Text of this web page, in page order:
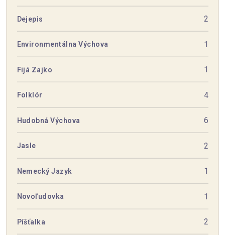
Dejepis 2
Environmentálna Výchova 1
Fijá Zajko 1
Folklór 4
Hudobná Výchova 6
Jasle 2
Nemecký Jazyk 1
Novoľudovka 1
Píšťalka 2